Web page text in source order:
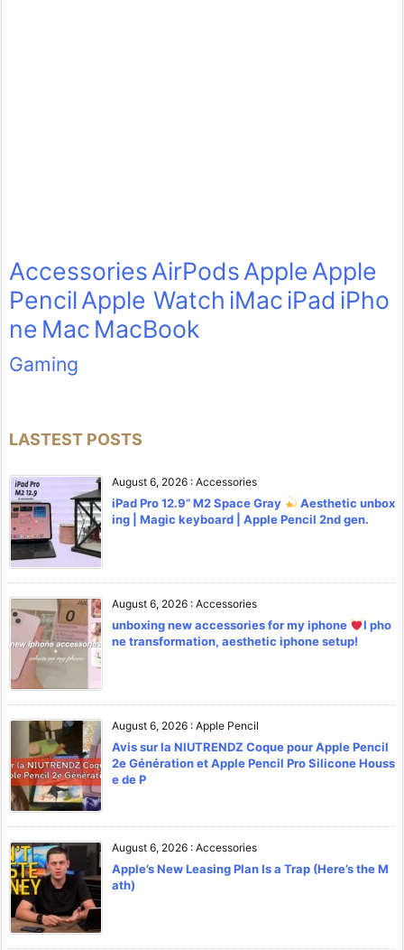
AccessoriesAirPodsAppleApple
PencilApple Watch iMaciPad iPho
ne Mac MacBook
Gaming
LASTEST POSTS
August 6, 2026 : Accessories
iPad Pro 12.9” M2 Space Gray
Aesthetic unbox
ing | Magic keyboard | Apple Pencil 2nd gen.
August 6, 2026 : Accessories
unboxing new accessories for my iphone
l pho
ne transformation, aesthetic iphone setup!
August 6, 2026 : Apple Pencil
Avis sur la NIUTRENDZ Coque pour Apple Pencil
2e Génération et Apple Pencil Pro Silicone Houss
e de P
August 6, 2026 : Accessories
Apple’s New Leasing Plan Is a Trap (Here’s the M
ath)